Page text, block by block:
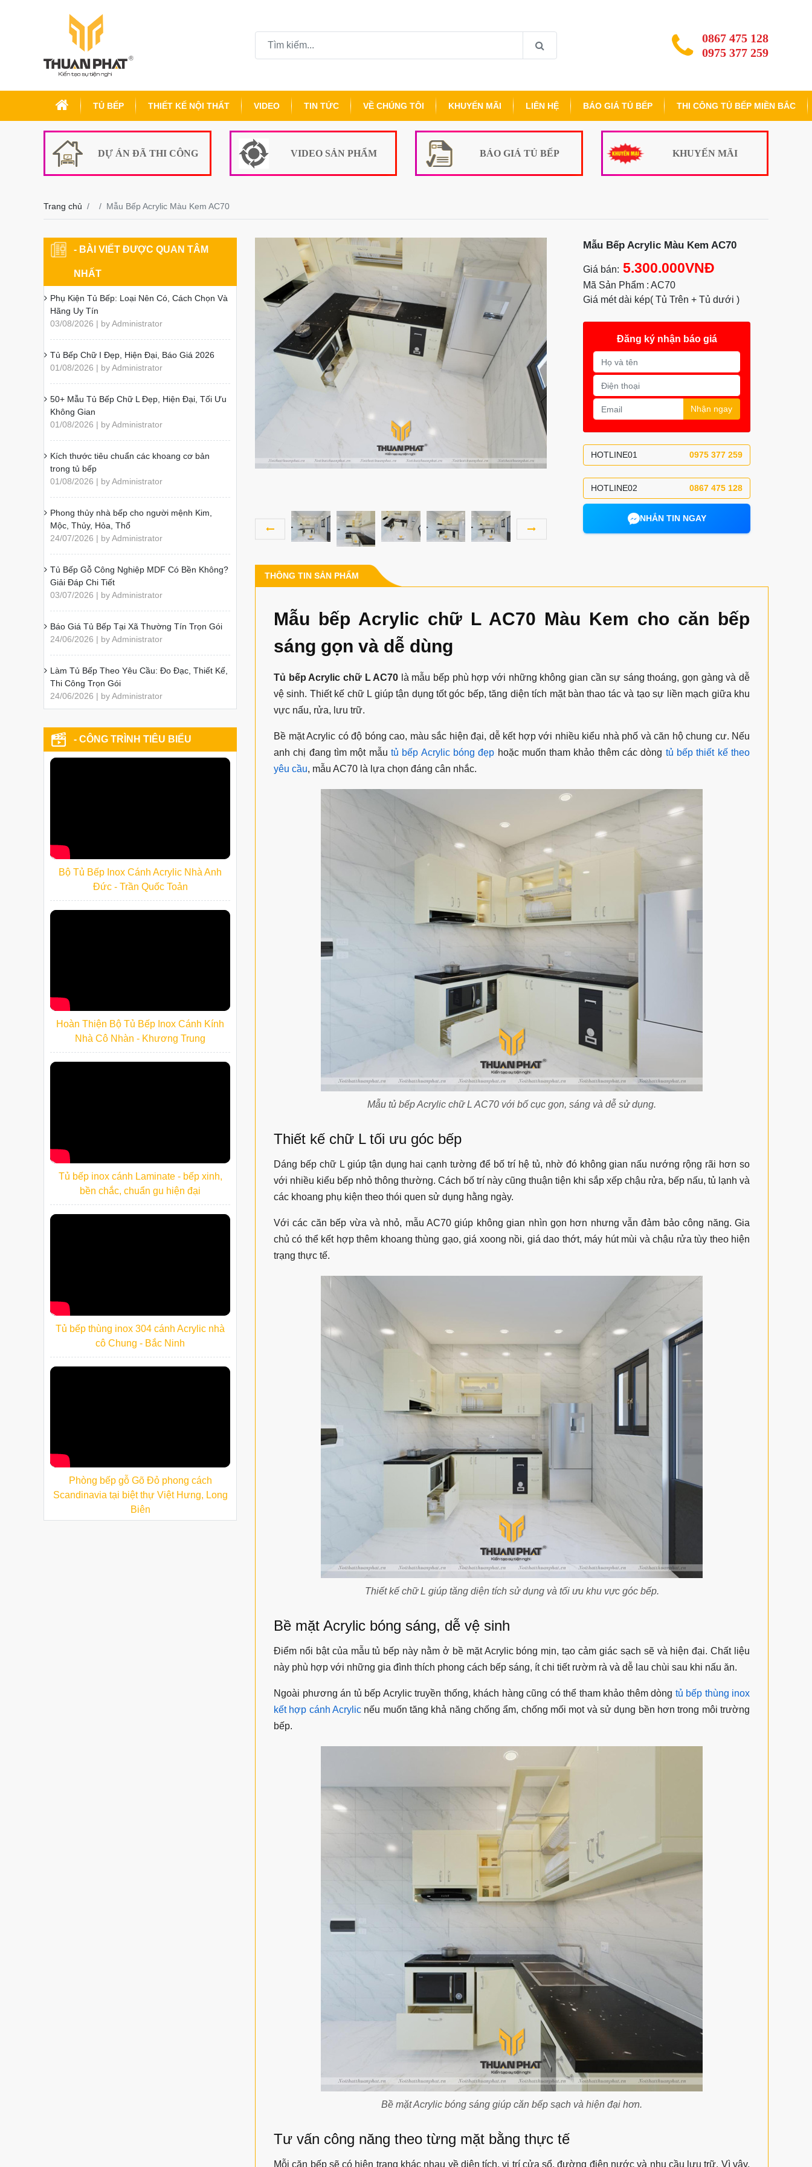
0867 475 128
0975 377 259
TỦ BẾP THIẾT KẾ NỘI THẤT VIDEO TIN TỨC VỀ CHÚNG TÔI KHUYẾN MÃI LIÊN HỆ BÁO GIÁ TỦ BẾP THI CÔNG TỦ BẾP MIỀN BẮC
DỰ ÁN ĐÃ THI CÔNG VIDEO SẢN PHẨM BÁO GIÁ TỦ BẾP KHUYẾN MÃI
Trang chủ Mẫu Bếp Acrylic Màu Kem AC70
Mẫu Bếp Acrylic Màu Kem AC70
Giá bán: 5.300.000VNĐ
Mã Sản Phẩm : AC70
Giá mét dài kép( Tủ Trên + Tủ dưới )
Đăng ký nhận báo giá
Nhận ngay
HOTLINE01 0975 377 259
HOTLINE02 0867 475 128
NHẮN TIN NGAY
THÔNG TIN SẢN PHẨM
Mẫu bếp Acrylic chữ L AC70 Màu Kem cho căn bếp
sáng gọn và dễ dùng
Tủ bếp Acrylic chữ L AC70 là mẫu bếp phù hợp với những không gian cần sự sáng thoáng, gọn gàng và dễ
vệ sinh. Thiết kế chữ L giúp tận dụng tốt góc bếp, tăng diện tích mặt bàn thao tác và tạo sự liền mạch giữa khu
vực nấu, rửa, lưu trữ.
Bề mặt Acrylic có độ bóng cao, màu sắc hiện đại, dễ kết hợp với nhiều kiểu nhà phố và căn hộ chung cư. Nếu
anh chị đang tìm một mẫu tủ bếp Acrylic bóng đẹp hoặc muốn tham khảo thêm các dòng tủ bếp thiết kế theo
yêu cầu, mẫu AC70 là lựa chọn đáng cân nhắc.
Mẫu tủ bếp Acrylic chữ L AC70 với bố cục gọn, sáng và dễ sử dụng.
Thiết kế chữ L tối ưu góc bếp
Dáng bếp chữ L giúp tận dụng hai cạnh tường để bố trí hệ tủ, nhờ đó không gian nấu nướng rộng rãi hơn so
với nhiều kiểu bếp nhỏ thông thường. Cách bố trí này cũng thuận tiện khi sắp xếp chậu rửa, bếp nấu, tủ lạnh và
các khoang phụ kiện theo thói quen sử dụng hằng ngày.
Với các căn bếp vừa và nhỏ, mẫu AC70 giúp không gian nhìn gọn hơn nhưng vẫn đảm bảo công năng. Gia
chủ có thể kết hợp thêm khoang thùng gạo, giá xoong nồi, giá dao thớt, máy hút mùi và chậu rửa tùy theo hiện
trạng thực tế.
Thiết kế chữ L giúp tăng diện tích sử dụng và tối ưu khu vực góc bếp.
Bề mặt Acrylic bóng sáng, dễ vệ sinh
Điểm nổi bật của mẫu tủ bếp này nằm ở bề mặt Acrylic bóng mịn, tạo cảm giác sạch sẽ và hiện đại. Chất liệu
này phù hợp với những gia đình thích phong cách bếp sáng, ít chi tiết rườm rà và dễ lau chùi sau khi nấu ăn.
Ngoài phương án tủ bếp Acrylic truyền thống, khách hàng cũng có thể tham khảo thêm dòng tủ bếp thùng inox
kết hợp cánh Acrylic nếu muốn tăng khả năng chống ẩm, chống mối mọt và sử dụng bền hơn trong môi trường
bếp.
Bề mặt Acrylic bóng sáng giúp căn bếp sạch và hiện đại hơn.
Tư vấn công năng theo từng mặt bằng thực tế
Mỗi căn bếp sẽ có hiện trạng khác nhau về diện tích, vị trí cửa sổ, đường điện nước và nhu cầu lưu trữ. Vì vậy,
- BÀI VIẾT ĐƯỢC QUAN TÂM
NHẤT
Phụ Kiện Tủ Bếp: Loại Nên Có, Cách Chọn Và
Hãng Uy Tín
03/08/2026 | by Administrator
Tủ Bếp Chữ I Đẹp, Hiện Đại, Báo Giá 2026
01/08/2026 | by Administrator
50+ Mẫu Tủ Bếp Chữ L Đẹp, Hiện Đại, Tối Ưu
Không Gian
01/08/2026 | by Administrator
Kích thước tiêu chuẩn các khoang cơ bản
trong tủ bếp
01/08/2026 | by Administrator
Phong thủy nhà bếp cho người mệnh Kim,
Mộc, Thủy, Hỏa, Thổ
24/07/2026 | by Administrator
Tủ Bếp Gỗ Công Nghiệp MDF Có Bền Không?
Giải Đáp Chi Tiết
03/07/2026 | by Administrator
Báo Giá Tủ Bếp Tại Xã Thường Tín Trọn Gói
24/06/2026 | by Administrator
Làm Tủ Bếp Theo Yêu Cầu: Đo Đạc, Thiết Kế,
Thi Công Trọn Gói
24/06/2026 | by Administrator
- CÔNG TRÌNH TIÊU BIỂU
Bộ Tủ Bếp Inox Cánh Acrylic Nhà Anh
Đức - Trần Quốc Toản
Hoàn Thiện Bộ Tủ Bếp Inox Cánh Kính
Nhà Cô Nhàn - Khương Trung
Tủ bếp inox cánh Laminate - bếp xinh,
bền chắc, chuẩn gu hiện đại
Tủ bếp thùng inox 304 cánh Acrylic nhà
cô Chung - Bắc Ninh
Phòng bếp gỗ Gõ Đỏ phong cách
Scandinavia tại biệt thự Việt Hưng, Long
Biên